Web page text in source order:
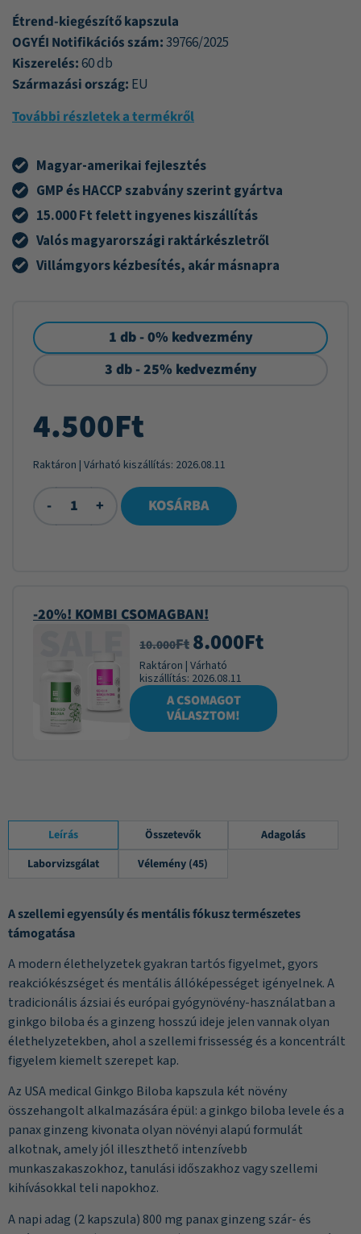
Étrend-kiegészítő kapszula
OGYÉI Notifikációs szám:39766/2025
Kiszerelés:60 db
Származási ország: EU
További részletek a termékről
Magyar-amerikai fejlesztés
GMP és HACCP szabvány szerint gyártva
15.000 Ft felett ingyenes kiszállítás
Valós magyarországi raktárkészletről
Villámgyors kézbesítés, akár másnapra
1 db - 0% kedvezmény
3 db - 25% kedvezmény
4.500Ft
Raktáron | Várható kiszállítás: 2026.08.11
- + KOSÁRBA
-20%! KOMBI CSOMAGBAN!
10.000Ft 8.000Ft
Raktáron | Várható
kiszállítás: 2026.08.11
A CSOMAGOT
VÁLASZTOM!
Leírás Összetevők
Adagolás
Laborvizsgálat
Vélemény (45)
A szellemi egyensúly és mentális fókusz természetes
támogatása
A modern élethelyzetek gyakran tartós figyelmet, gyors
reakciókészséget és mentális állóképességet igényelnek. A
tradicionális ázsiai és európai gyógynövény-használatban a
ginkgo biloba és a ginzeng hosszú ideje jelen vannak olyan
élethelyzetekben, ahol a szellemi frissesség és a koncentrált
figyelem kiemelt szerepet kap.
Az USA medical Ginkgo Biloba kapszula két növény
összehangolt alkalmazására épül: a ginkgo biloba levele és a
panax ginzeng kivonata olyan növényi alapú formulát
alkotnak, amely jól illeszthető intenzívebb
munkaszakaszokhoz, tanulási időszakhoz vagy szellemi
kihívásokkal teli napokhoz.
A napi adag (2 kapszula) 800 mg panax ginzeng szár- és